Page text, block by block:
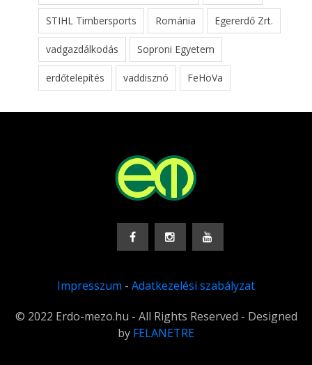
STIHL Timbersports Románia Egererdő Zrt.
vadgazdálkodás Soproni Egyetem
erdőtelepítés vaddisznó FeHoVa
Impresszum - Adatkezelési szabályzat
© 2022 Erdo-mezo.hu - All Rights Reserved - Designed
by FELANETRE